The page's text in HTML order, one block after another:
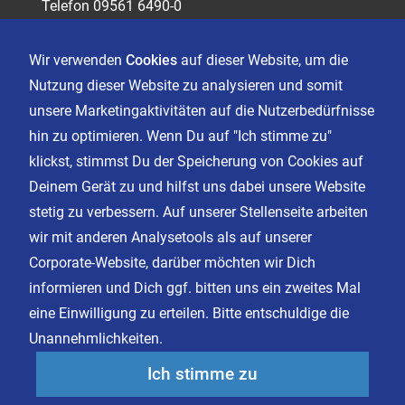
Telefon 09561 6490-0
Impressum
Datenschutz
AGB
Cookie Einstellungen
Facebook
Wir verwenden Cookies auf dieser Website, um die
Nutzung dieser Website zu analysieren und somit
unsere Marketingaktivitäten auf die Nutzerbedürfnisse
hin zu optimieren. Wenn Du auf "Ich stimme zu"
klickst, stimmst Du der Speicherung von Cookies auf
Deinem Gerät zu und hilfst uns dabei unsere Website
stetig zu verbessern. Auf unserer Stellenseite arbeiten
wir mit anderen Analysetools als auf unserer
Corporate-Website, darüber möchten wir Dich
informieren und Dich ggf. bitten uns ein zweites Mal
eine Einwilligung zu erteilen. Bitte entschuldige die
Unannehmlichkeiten.
Ich stimme zu